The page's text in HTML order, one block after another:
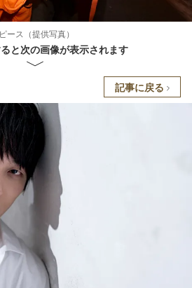
ス（提供写真）
と次の画像が表示されます
記事に戻る